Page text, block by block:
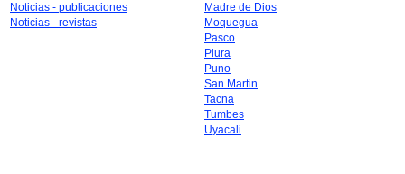
Noticias - publicaciones
Noticias - revistas
Madre de Dios
Moquegua
Pasco
Piura
Puno
San Martin
Tacna
Tumbes
Uyacali